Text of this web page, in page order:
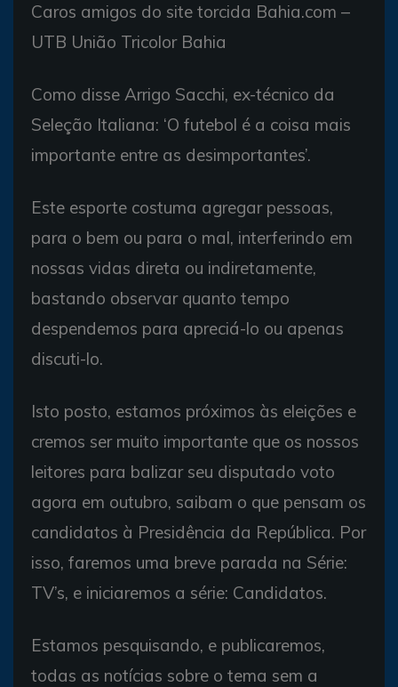
Caros amigos do site torcida Bahia.com –
UTB União Tricolor Bahia
Como disse Arrigo Sacchi, ex-técnico da
Seleção Italiana: ‘O futebol é a coisa mais
importante entre as desimportantes’.
Este esporte costuma agregar pessoas,
para o bem ou para o mal, interferindo em
nossas vidas direta ou indiretamente,
bastando observar quanto tempo
despendemos para apreciá-lo ou apenas
discuti-lo.
Isto posto, estamos próximos às eleições e
cremos ser muito importante que os nossos
leitores para balizar seu disputado voto
agora em outubro, saibam o que pensam os
candidatos à Presidência da República. Por
isso, faremos uma breve parada na Série:
TV’s, e iniciaremos a série: Candidatos.
Estamos pesquisando, e publicaremos,
todas as notícias sobre o tema sem a